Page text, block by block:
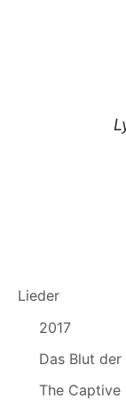
Lieder
2017
Das Blut der
The Captive